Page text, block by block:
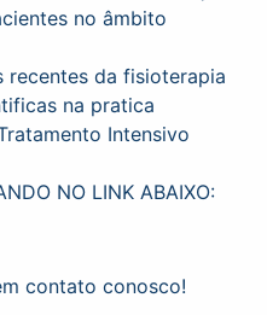
no âmbito
recentes da fisioterapia
na pratica
Intensivo
NO LINK ABAIXO:
contato conosco!